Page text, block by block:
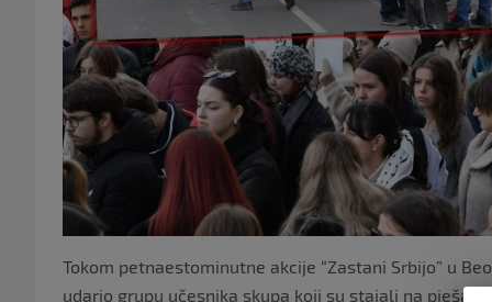
Tokom petnaestominutne akcije “Zastani Srbijo” u
udario grupu učesnika skupa koji su stajali na